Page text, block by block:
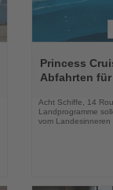
Sie
die
Princess
Abfahrten für
Acht Schiffe, 14
Landprogramme
vom Landesinneren